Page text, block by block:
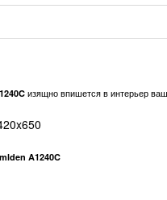
изящно впишется в интерьер
A1240C